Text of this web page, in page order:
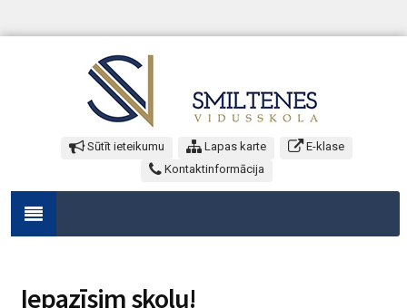
Sūtīt ieteikumu Lapas karte
E-klase
Kontaktinformācija
Iepazīsim skolu!